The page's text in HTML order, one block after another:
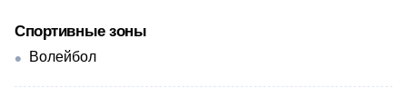
Спортивные зоны
Волейбол